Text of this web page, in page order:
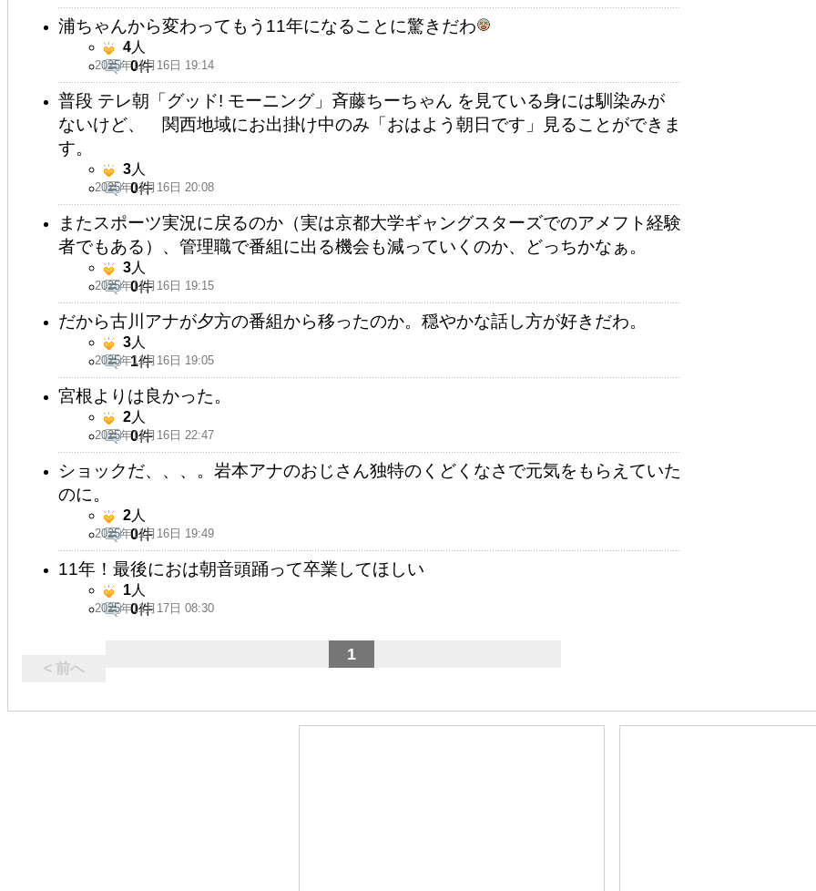
浦ちゃんから変わってもう11年になることに驚きだわ
2025年11月16日 19:14
4人
0件
普段 テレ朝「グッド! モーニング」斉藤ちーちゃん を見ている身には馴染みが
ないけど、 関西地域にお出掛け中のみ「おはよう朝日です」見ることができま
す。
2025年11月16日 20:08
3人
0件
またスポーツ実況に戻るのか（実は京都大学ギャングスターズでのアメフト経験
者でもある）、管理職で番組に出る機会も減っていくのか、どっちかなぁ。
2025年11月16日 19:15
3人
0件
だから古川アナが夕方の番組から移ったのか。穏やかな話し方が好きだわ。
2025年11月16日 19:05
3人
1件
宮根よりは良かった。
2025年11月16日 22:47
2人
0件
ショックだ、、、。岩本アナのおじさん独特のくどくなさで元気をもらえていた
のに。
2025年11月16日 19:49
2人
0件
11年！最後におは朝音頭踊って卒業してほしい
2025年11月17日 08:30
1人
0件
< 前へ
1